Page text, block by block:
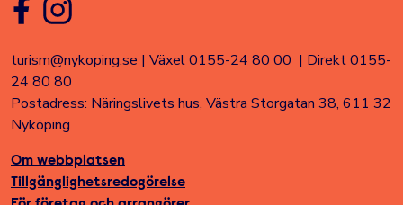
turism@nykoping.se | Växel 0155-24 80 00 | Direkt 0155-
24 80 80
Postadress: Näringslivets hus, Västra Storgatan 38, 611 32
Nyköping
Om webbplatsen
Tillgänglighetsredogörelse